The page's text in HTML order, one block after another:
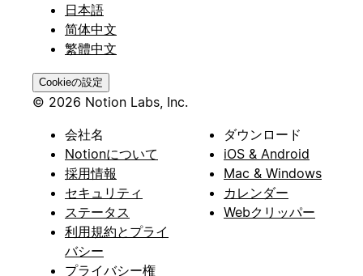
日本語
简体中文
繁體中文
Cookieの設定
© 2026 Notion Labs, Inc.
会社名
Notionについて
採用情報
セキュリティ
ステータス
利用規約とプライ
バシー
プライバシー権
ダウンロード
iOS & Android
Mac & Windows
カレンダー
Webクリッパー